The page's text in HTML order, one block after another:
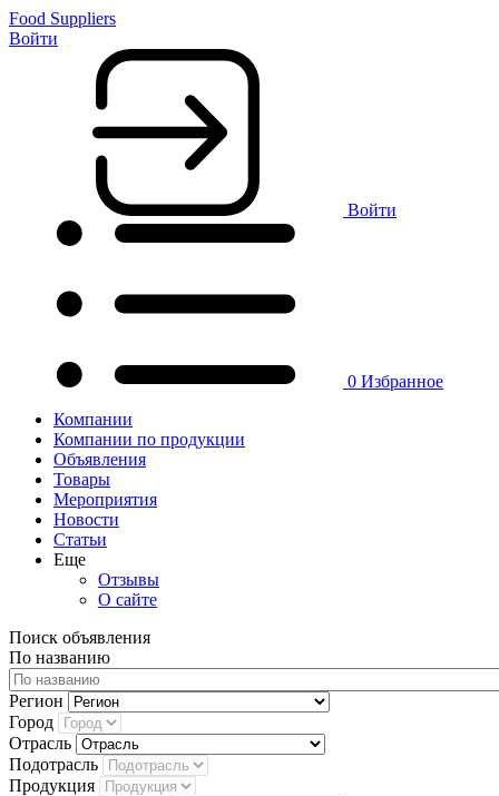
Food Suppliers
Войти
Войти
0 Избранное
Компании
Компании по продукции
Объявления
Товары
Мероприятия
Новости
Статьи
Еще
Отзывы
О сайте
Поиск объявления
По названию
Регион
Город
Отрасль
Подотрасль
Продукция